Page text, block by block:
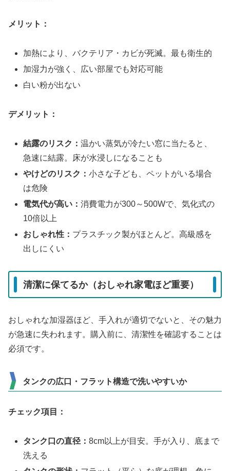
メリット：
加熱により、バクテリア・カビが死滅。最も衛生的
加湿力が強く、広い部屋でも対応可能
白い粉が出ない
デメリット：
結露のリスク：温かい蒸気が冷たい窓に当たると、
急速に結露。床が水浸しになることも
やけどのリスク：小さな子ども、ペットがいる場合
は危険
電気代が高い：消費電力が300～500Wで、気化式の
10倍以上
おしゃれ性： プラスチック製がほとんど。高級感を
出しにくい
清潔に保てるか（おしゃれ家電ほど重要）
おしゃれな加湿器ほど、手入れが適切でないと、その魅力
が急速に失われます。購入前に、清潔性を確認することは
必須です。
タンクの広口・フラット構造で洗いやすいか
チェック項目：
タンク口の直径：8cm以上が目安。手が入り、底まで
洗える